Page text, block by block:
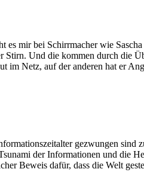
es mir bei Schirrmacher wie
Stirn. Und die kommen durch die
Netz, auf der anderen hat er
gezwungen sind
der Informationen und die
Beweis dafür, dass die Welt